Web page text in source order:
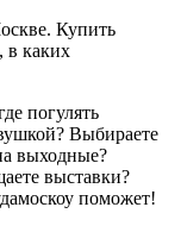
Купить
в каких
погулять
Выбираете
выходные?
выставки?
поможет!